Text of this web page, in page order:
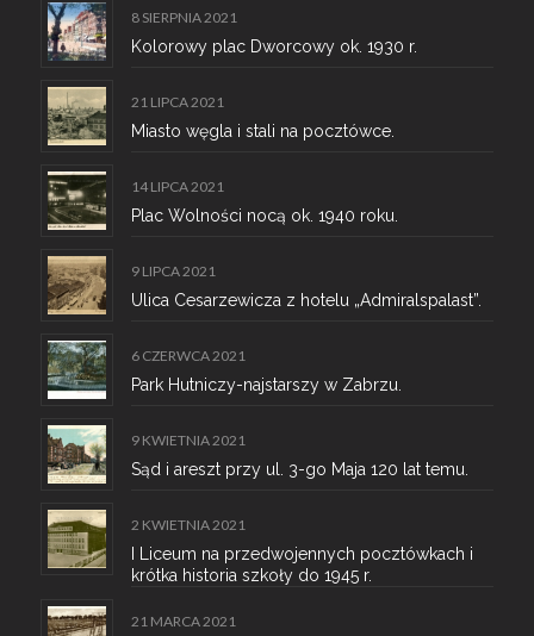
8 SIERPNIA 2021
Kolorowy plac Dworcowy ok. 1930 r.
21 LIPCA 2021
Miasto węgla i stali na pocztówce.
14 LIPCA 2021
Plac Wolności nocą ok. 1940 roku.
9 LIPCA 2021
Ulica Cesarzewicza z hotelu „Admiralspalast”.
6 CZERWCA 2021
Park Hutniczy-najstarszy w Zabrzu.
9 KWIETNIA 2021
Sąd i areszt przy ul. 3-go Maja 120 lat temu.
2 KWIETNIA 2021
I Liceum na przedwojennych pocztówkach i
krótka historia szkoły do 1945 r.
21 MARCA 2021